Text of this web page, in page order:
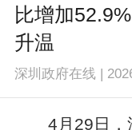
比增加
升温
深圳政府在线 |
4月29日，